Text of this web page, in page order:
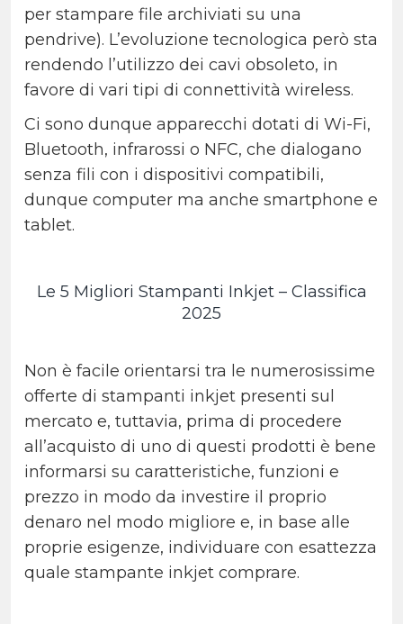
per stampare file archiviati su una
pendrive). L’evoluzione tecnologica però sta
rendendo l’utilizzo dei cavi obsoleto, in
favore di vari tipi di connettività wireless.
Ci sono dunque apparecchi dotati di Wi-Fi,
Bluetooth, infrarossi o NFC, che dialogano
senza fili con i dispositivi compatibili,
dunque computer ma anche smartphone e
tablet.
Le 5 Migliori Stampanti Inkjet – Classifica
2025
Non è facile orientarsi tra le numerosissime
offerte di stampanti inkjet presenti sul
mercato e, tuttavia, prima di procedere
all’acquisto di uno di questi prodotti è bene
informarsi su caratteristiche, funzioni e
prezzo in modo da investire il proprio
denaro nel modo migliore e, in base alle
proprie esigenze, individuare con esattezza
quale stampante inkjet comprare.